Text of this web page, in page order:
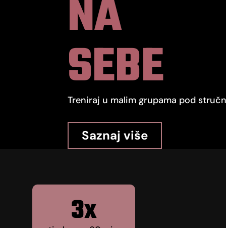
NA
SEBE
Treniraj u malim grupama pod
Saznaj više
3x